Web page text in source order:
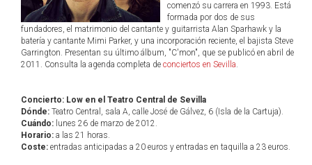
comenzó su carrera en 1993. Está
formada por dos de sus
fundadores, el matrimonio del cantante y guitarrista Alan Sparhawk y la
batería y cantante Mimi Parker, y una incorporación reciente, el bajista Steve
Garrington. Presentan su último álbum, "C'mon", que se publicó en abril de
2011. Consulta la agenda completa de conciertos en Sevilla.
Concierto: Low en el Teatro Central de Sevilla
Dónde: Teatro Central, sala A, calle José de Gálvez, 6 (Isla de la Cartuja).
Cuándo: lunes 26 de marzo de 2012.
Horario: a las 21 horas.
Coste: entradas anticipadas a 20 euros y entradas en taquilla a 23 euros.